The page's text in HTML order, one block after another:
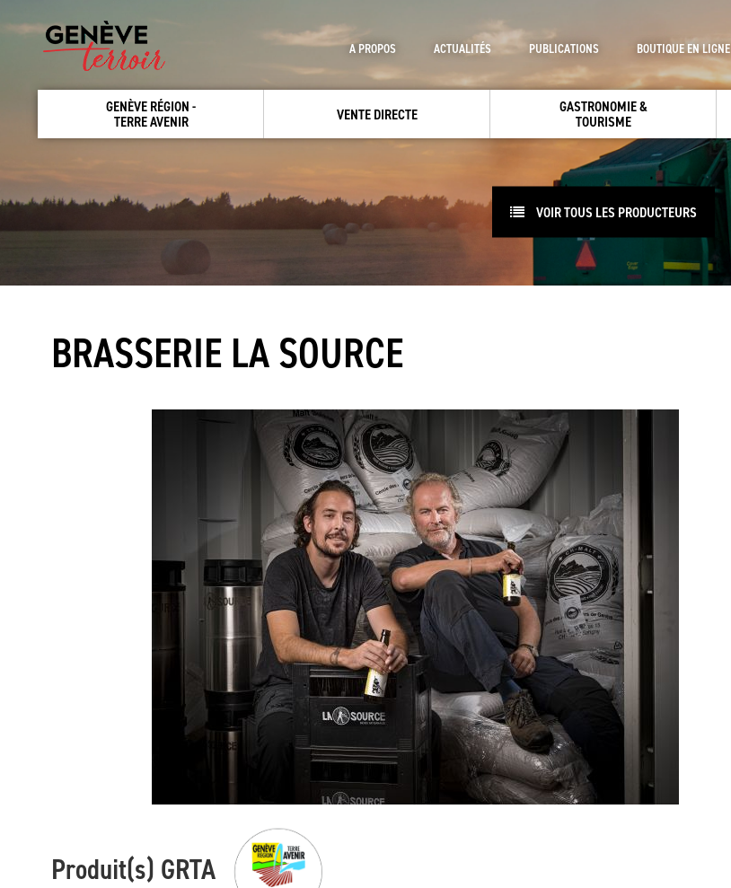
GENÈVE RÉGION -
TERRE AVENIR
VENTE DIRECTE
GASTRONOMIE &
TOURISME
A PROPOS ACTUALITÉS PUBLICATIONS BOUTIQUE EN LIGNE
VOIR TOUS LES PRODUCTEURS
BRASSERIE LA SOURCE
Produit(s) GRTA